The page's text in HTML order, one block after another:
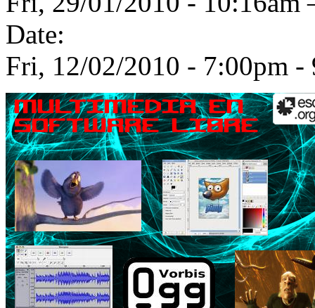
Date:
Fri, 12/02/2010 - 7:00pm -